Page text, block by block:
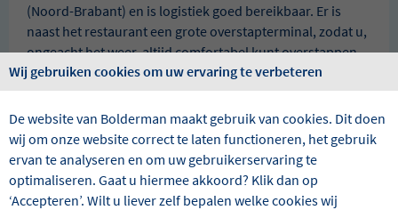
(Noord-Brabant) en is logistiek goed bereikbaar. Er is
naast het restaurant een grote overstapterminal, zodat u,
ongeacht het weer, altijd comfortabel kunt overstappen.
In het restaurant kunt u bij vertrek een kopje koffie of
thee drinken en bij terugkomst staat er (op sommige
reizen tegen betaling) een goed verzorgd afscheidsbuffet
klaar.
Bekijk onderstaand de video van ons centrale
overstappunt:
Wij gebruiken cookies om uw ervaring te verbeteren
De website van Bolderman maakt gebruik van cookies. Dit doen
wij om onze website correct te laten functioneren, het gebruik
ervan te analyseren en om uw gebruikerservaring te
optimaliseren. Gaat u hiermee akkoord? Klik dan op
‘Accepteren’. Wilt u liever zelf bepalen welke cookies wij